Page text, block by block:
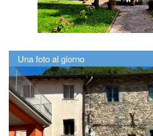
Una foto al giorno